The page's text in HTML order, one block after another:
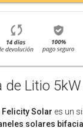
Litio
Felicity Solar es un
solares